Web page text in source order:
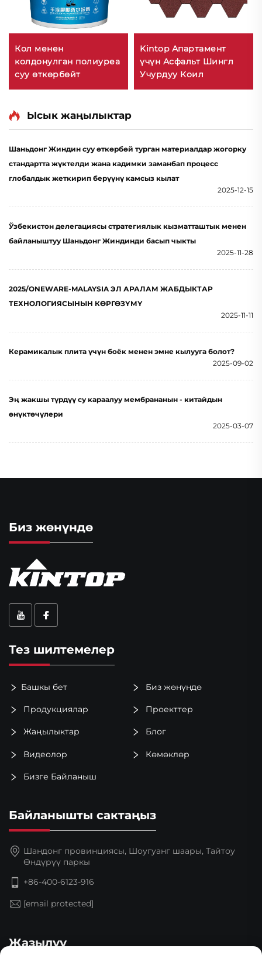
Кол менен
колдонулган полиуреа
суу өткөрбөйт
Kintop Апартамент
үчүн Асфальт Шингл
Учурдуу Коил
Ысык жаңылыктар
Шаньдонг Жиндин суу өткөрбөй турган материалдар жогорку
стандартта жүктелди жана кадимки заманбап процесс
глобалдык жеткирип берүүнү камсыз кылат
2025-12-15
Ўзбекистон делегациясы стратегиялык кызматташтык менен
байланыштуу Шаньдонг Жиндинди басып чыкты
2025-11-28
2025/ONEWARE-MALAYSIA ЭЛ АРАЛАМ ЖАБДЫКТАР
ТЕХНОЛОГИЯСЫНЫН КӨРГӨЗҮМҮ
2025-11-11
Керамикалык плита үчүн боёк менен эмне кылууга болот?
2025-09-02
Эң жакшы түрдүү су караалуу мембрананын - китайдын
өнүктөчүлери
2025-03-07
Биз жөнүндө
Тез шилтемелер
Башкы бет Биз жөнүндө
Продукциялар Проекттер
Жаңылыктар Блог
Видеолор Көмөклөр
Бизге Байланыш
Байланышты сактаңыз
Шандонг провинциясы, Шоугуанг шаары, Тайтоу
Өндүрүү паркы
+86-400-6123-916
[email protected]
Жазылуу